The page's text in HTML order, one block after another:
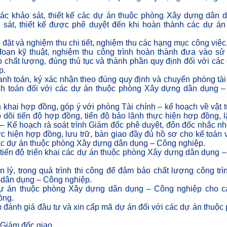
khảo sát, thiết kế các dự án thuộc phòng Xây dựng dân
thiết kế được phê duyệt đến khi hoàn thành các dự án
và nghiệm thu chi tiết, nghiệm thu các hạng mục công
kỹ thuật, nghiệm thu công trình hoàn thành đưa vào sử
chất lượng, đúng thủ tục và thành phần quy định đối với
toán, ký xác nhận theo đúng quy định và chuyển phòng
toán đối với các dự án thuộc phòng Xây dựng dân dụng
hợp đồng, góp ý với phòng Tài chính – kế hoạch về vật
tiến độ hợp đồng, tiến độ bảo lãnh thực hiện hợp đồng,
Kế hoạch rà soát trình Giám đốc phê duyệt, đôn đốc nhắc
hiện hợp đồng, lưu trữ, bàn giao đầy đủ hồ sơ cho kế toán
dự án thuộc phòng Xây dựng dân dụng – Công nghiệp.
độ triển khai các dự án thuộc phòng Xây dựng dân dụng
lý, trong quá trình thi công để đảm bảo chất lượng công
dụng – Công nghiệp.
án thuộc phòng Xây dựng dân dụng – Công nghiệp cho
giá đầu tư và xin cấp mã dự án đối với các dự án thuộc
đốc giao.